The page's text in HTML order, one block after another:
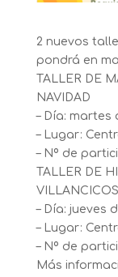
2 nuevos
pondrá en
TALLER DE
NAVIDAD
– Día: martes
– Lugar:
– Nº de
TALLER DE
VILLANCICOS
– Día: jueves
– Lugar:
– Nº de
Más